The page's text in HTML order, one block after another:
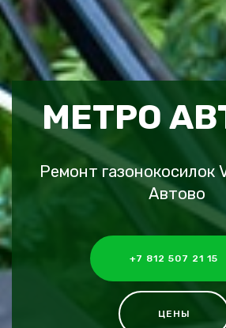
МЕТРО
Ремонт газонокосилок
Автово
+7 812 507 21 15
ЦЕНЫ